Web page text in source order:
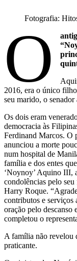
Fotografia:
O
2016, era o único
seu marido, o
Os dois eram
democracia às
Ferdinand Marcos. O
anunciou a morte
num hospital de
família e dos entes
‘Noynoy’ Aquino III,
condolências pelo
Harry Roque.
contributos e serviços
oração pelo descanso
completou o
A família não revelou
praticante.